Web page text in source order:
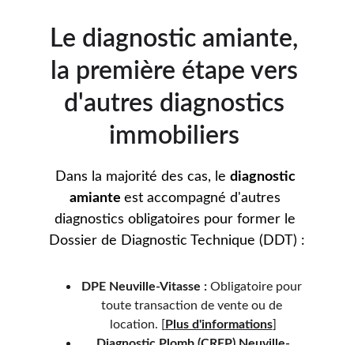
Le diagnostic amiante,
la première étape vers
d'autres diagnostics
immobiliers
Dans la majorité des cas, le diagnostic
amiante est accompagné d'autres
diagnostics obligatoires pour former le
Dossier de Diagnostic Technique (DDT) :
DPE Neuville-Vitasse : Obligatoire pour
toute transaction de vente ou de
location. [ Plus d'informations]